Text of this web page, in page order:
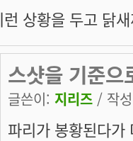
런 상황을 두고 닭
스샷을 기준
글쓴이: 지리즈 / 작
파리가 봉황된다가